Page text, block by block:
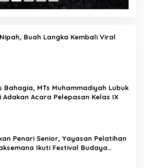
Buah Langka Kembali Viral
Bahagia, MTs Muhammadiyah Lubuk
Adakan Acara Pelepasan Kelas IX
Penari Senior, Yayasan Pelatihan
Ikuti Festival Budaya